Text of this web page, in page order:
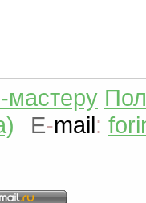
мастеру
E-mail: